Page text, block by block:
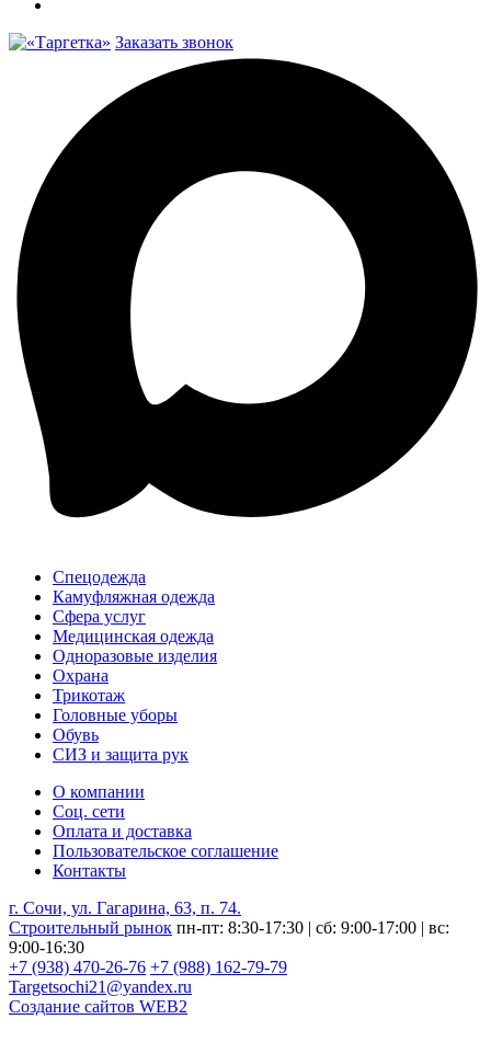
Заказать звонок
Спецодежда
Камуфляжная одежда
Сфера услуг
Медицинская одежда
Одноразовые изделия
Охрана
Трикотаж
Головные уборы
Обувь
СИЗ и защита рук
О компании
Соц. сети
Оплата и доставка
Пользовательское соглашение
Контакты
г. Сочи, ул. Гагарина, 63, п. 74.
Строительный рынок пн-пт: 8:30-17:30 | сб: 9:00-17:00 | вс:
9:00-16:30
+7 (938) 470-26-76 +7 (988) 162-79-79
Targetsochi21@yandex.ru
Создание сайтов WEB2